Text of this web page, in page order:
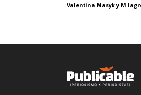
Valentina Masyk y